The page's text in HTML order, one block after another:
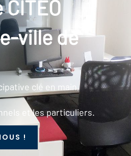
ville de
clé en main,
et les particuliers.
!